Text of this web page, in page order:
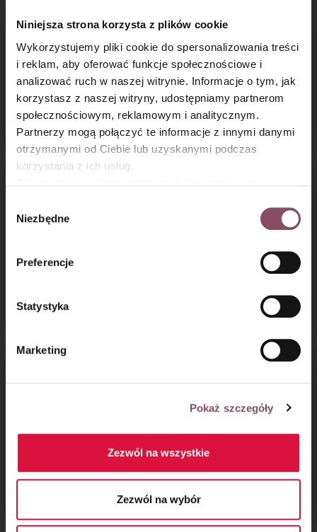
Niniejsza strona korzysta z plików cookie
Wykorzystujemy pliki cookie do spersonalizowania treści
i reklam, aby oferować funkcje społecznościowe i
analizować ruch w naszej witrynie. Informacje o tym, jak
korzystasz z naszej witryny, udostępniamy partnerom
społecznościowym, reklamowym i analitycznym.
Partnerzy mogą połączyć te informacje z innymi danymi
otrzymanymi od Ciebie lub uzyskanymi podczas
korzystania z ich usług.
Gdańsk (80-339) adres: Dickmana 14/15 więcej
informacji o przetwarzaniu danych osobowych oraz
Polityce
prywatności.
zgody
Niezbędne
Preferencje
Statystyka
Marketing
Pokaż szczegóły
Zezwól na wszystkie
Zezwól na wybór
Gofry podwójnie
czekoladowe
Kruche cynamonowe
ze śliwkami
z brzoskwiniami
Jabłka w cieście
Sernik na zimno z kiwi
×